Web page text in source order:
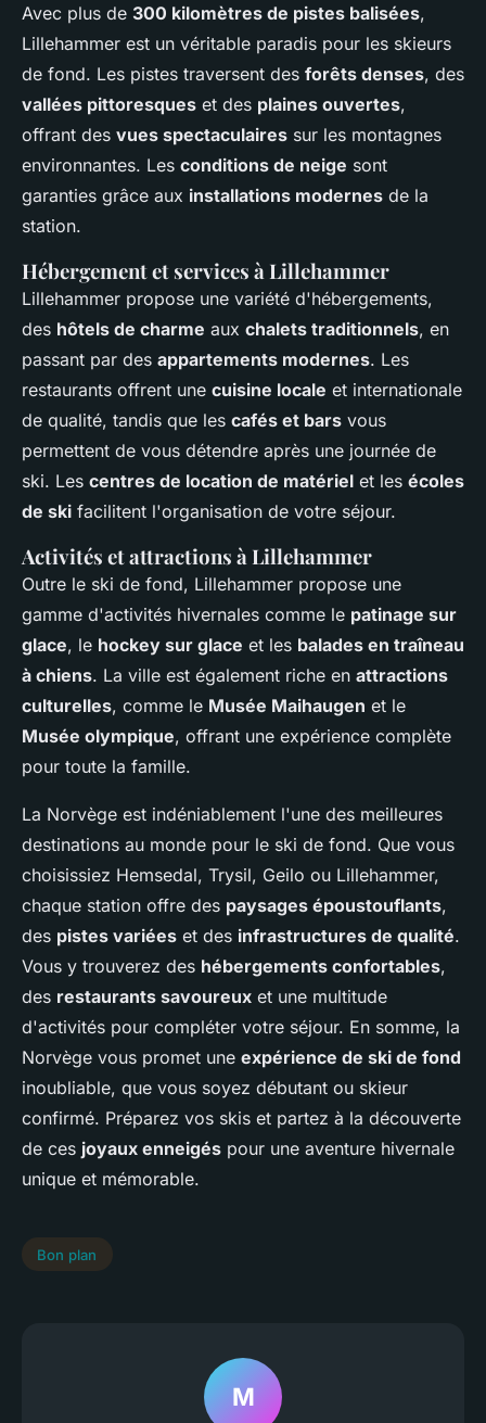
Avec plus de 300 kilomètres de pistes balisées,
Lillehammer est un véritable paradis pour les skieurs
de fond. Les pistes traversent des forêts denses, des
vallées pittoresques et des plaines ouvertes,
offrant des vues spectaculaires sur les montagnes
environnantes. Les conditions de neige sont
garanties grâce aux installations modernes de la
station.
Hébergement et services à Lillehammer
Lillehammer propose une variété d'hébergements,
des hôtels de charme aux chalets traditionnels, en
passant par des appartements modernes. Les
restaurants offrent une cuisine locale et internationale
de qualité, tandis que les cafés et bars vous
permettent de vous détendre après une journée de
ski. Les centres de location de matériel et les écoles
de ski facilitent l'organisation de votre séjour.
Activités et attractions à Lillehammer
Outre le ski de fond, Lillehammer propose une
gamme d'activités hivernales comme le patinage sur
glace, le hockey sur glace et les balades en traîneau
à chiens. La ville est également riche en attractions
culturelles, comme le Musée Maihaugen et le
Musée olympique, offrant une expérience complète
pour toute la famille.
La Norvège est indéniablement l'une des meilleures
destinations au monde pour le ski de fond. Que vous
choisissiez Hemsedal, Trysil, Geilo ou Lillehammer,
chaque station offre des paysages époustouflants,
des pistes variées et des infrastructures de qualité.
Vous y trouverez des hébergements confortables,
des restaurants savoureux et une multitude
d'activités pour compléter votre séjour. En somme, la
Norvège vous promet une expérience de ski de fond
inoubliable, que vous soyez débutant ou skieur
confirmé. Préparez vos skis et partez à la découverte
de ces joyaux enneigés pour une aventure hivernale
unique et mémorable.
Bon plan
M